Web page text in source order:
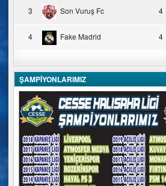
3 Son Vuruş Fc 4
4 Fake Madrid 4
ŞAMPİYONLARIMIZ